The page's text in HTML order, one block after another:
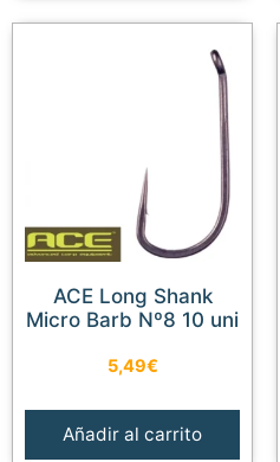
ACE Long Shank
Micro Barb Nº8 10 uni
5,49€
Añadir al carrito